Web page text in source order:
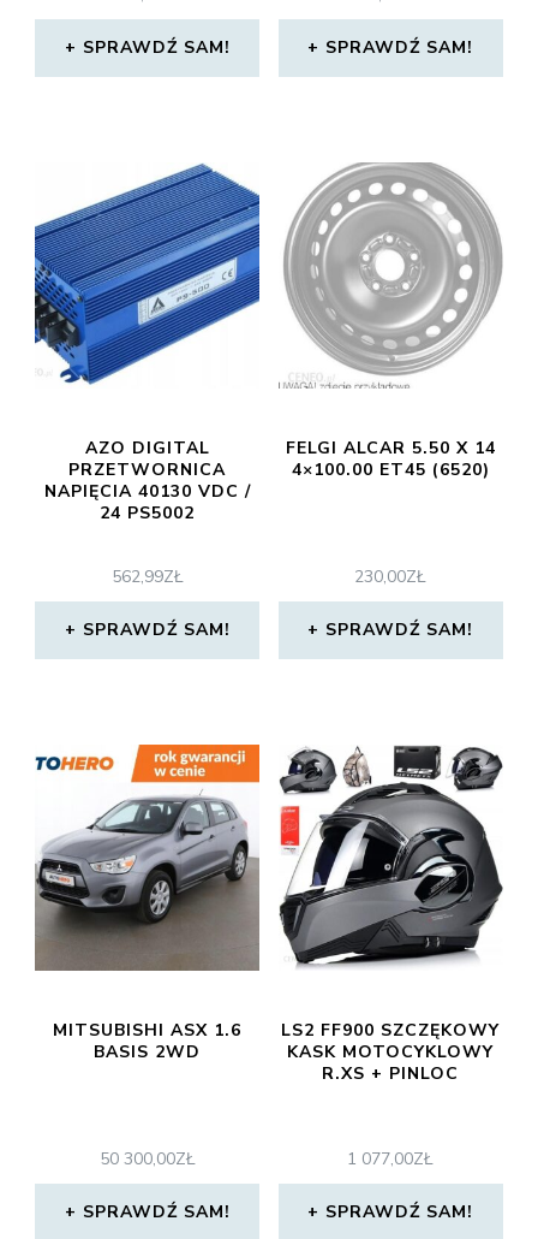
SPRAWDŹ SAM! SPRAWDŹ SAM!
AZO DIGITAL
PRZETWORNICA
NAPIĘCIA 40130 VDC /
24 PS5002
562,99ZŁ
SPRAWDŹ SAM!
FELGI ALCAR 5.50 X 14
4×100.00 ET45 (6520)
230,00ZŁ
SPRAWDŹ SAM!
MITSUBISHI ASX 1.6
BASIS 2WD
50 300,00ZŁ
SPRAWDŹ SAM!
LS2 FF900 SZCZĘKOWY
KASK MOTOCYKLOWY
R.XS + PINLOC
1 077,00ZŁ
SPRAWDŹ SAM!